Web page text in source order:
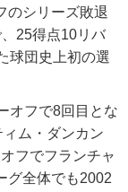
のシリーズ敗退
25得点10リバ
球団史上初の選
オフで8回目とな
ム・ダンカン
フでフランチャ
グ全体でも2002